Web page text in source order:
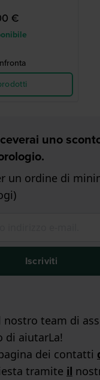
€
uno
un ordine di
Iscriviti
nostro team di
di aiutarLa!
dei contatti
tramite il